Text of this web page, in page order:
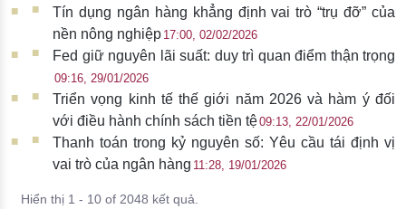
Tín dụng ngân hàng khẳng định vai trò “trụ đỡ” của
nền nông nghiệp 17:00, 02/02/2026
Fed giữ nguyên lãi suất: duy trì quan điểm thận trọng
09:16, 29/01/2026
Triển vọng kinh tế thế giới năm 2026 và hàm ý đối
với điều hành chính sách tiền tệ09:13, 22/01/2026
Thanh toán trong kỷ nguyên số: Yêu cầu tái định vị
vai trò của ngân hàng 11:28, 19/01/2026
Hiển thị 1 - 10 of 2048 kết quả.